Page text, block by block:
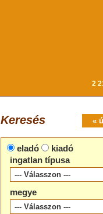
2
«
Keresés
eladó
kiadó
ingatlan típusa
megye